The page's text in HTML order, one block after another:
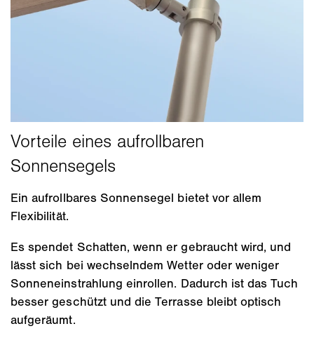
Ein aufrollbares Sonnensegel bietet vor allem
Flexibilität.
Es spendet Schatten, wenn er gebraucht wird, und
lässt sich bei wechselndem Wetter oder weniger
Sonneneinstrahlung einrollen. Dadurch ist das Tuch
besser geschützt und die Terrasse bleibt optisch
aufgeräumt.